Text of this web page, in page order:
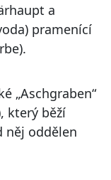
a
pramenící
„Aschgraben“
který běží
něj oddělen